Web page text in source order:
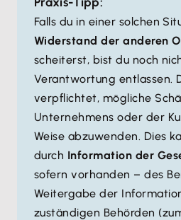
Falls du in einer solchen
Widerstand der anderen
scheiterst, bist du noch
Verantwortung entlassen.
verpflichtet, mögliche
Unternehmens oder der
Weise abzuwenden. Dies
durch Information der
sofern vorhanden – des
Weitergabe der
zuständigen Behörden